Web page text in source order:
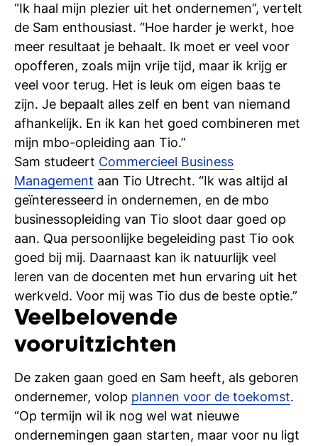
“Ik haal mijn plezier uit het ondernemen”, vertelt
de Sam enthousiast. “Hoe harder je werkt, hoe
meer resultaat je behaalt. Ik moet er veel voor
opofferen, zoals mijn vrije tijd, maar ik krijg er
veel voor terug. Het is leuk om eigen baas te
zijn. Je bepaalt alles zelf en bent van niemand
afhankelijk. En ik kan het goed combineren met
mijn mbo-opleiding aan Tio.”
Sam studeert Commercieel Business
Management aan Tio Utrecht. “Ik was altijd al
geïnteresseerd in ondernemen, en de mbo
businessopleiding van Tio sloot daar goed op
aan. Qua persoonlijke begeleiding past Tio ook
goed bij mij. Daarnaast kan ik natuurlijk veel
leren van de docenten met hun ervaring uit het
werkveld. Voor mij was Tio dus de beste optie.”
Veelbelovende
vooruitzichten
De zaken gaan goed en Sam heeft, als geboren
ondernemer, volop plannen voor de toekomst.
“Op termijn wil ik nog wel wat nieuwe
ondernemingen gaan starten, maar voor nu ligt